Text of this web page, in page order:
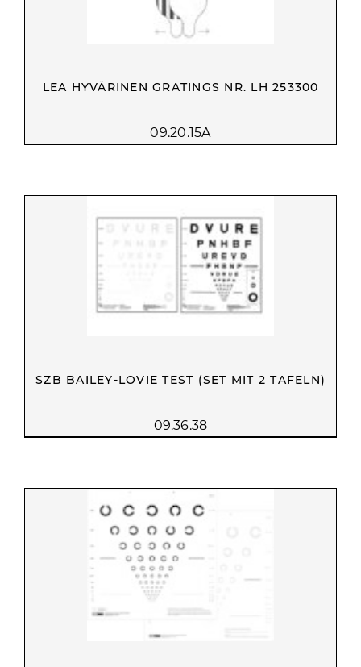
LEA HYVÄRINEN GRATINGS NR. LH 253300
09.20.15A
SZB BAILEY-LOVIE TEST (SET MIT 2 TAFELN)
09.36.38